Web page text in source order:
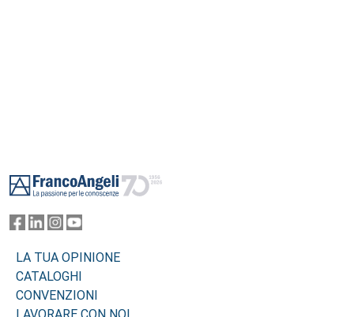
LA TUA OPINIONE
CATALOGHI
CONVENZIONI